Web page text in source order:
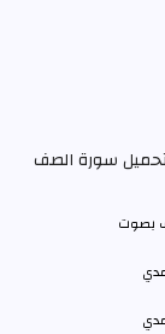
تحميل سورة الصف